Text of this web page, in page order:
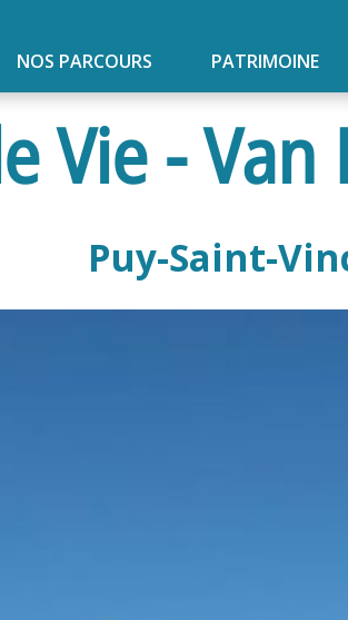
NOS PARCOURS PATRIMOINE
Vie -
Puy-Saint-